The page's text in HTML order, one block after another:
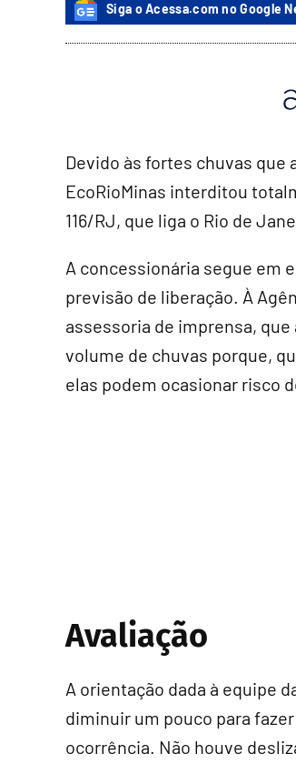
Siga o Acessa.com no Google
Devido às fortes chuvas que
EcoRioMinas interditou
116/RJ, que liga o Rio de
A concessionária segue em
previsão de liberação. À
assessoria de imprensa,
volume de chuvas porque,
elas podem ocasionar risco
Avaliação
A orientação dada à equipe
diminuir um pouco para
ocorrência. Não houve